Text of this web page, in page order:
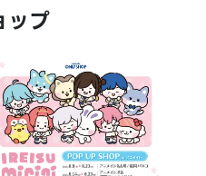
ップ